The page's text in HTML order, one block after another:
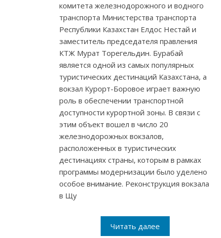
комитета железнодорожного и водного
транспорта Министерства транспорта
Республики Казахстан Елдос Нестай и
заместитель председателя правления
КТЖ Мурат Торегельдин. Бурабай
является одной из самых популярных
туристических дестинаций Казахстана, а
вокзал Курорт-Боровое играет важную
роль в обеспечении транспортной
доступности курортной зоны. В связи с
этим объект вошел в число 20
железнодорожных вокзалов,
расположенных в туристических
дестинациях страны, которым в рамках
программы модернизации было уделено
особое внимание. Реконструкция вокзала
в Щу
Читать далее